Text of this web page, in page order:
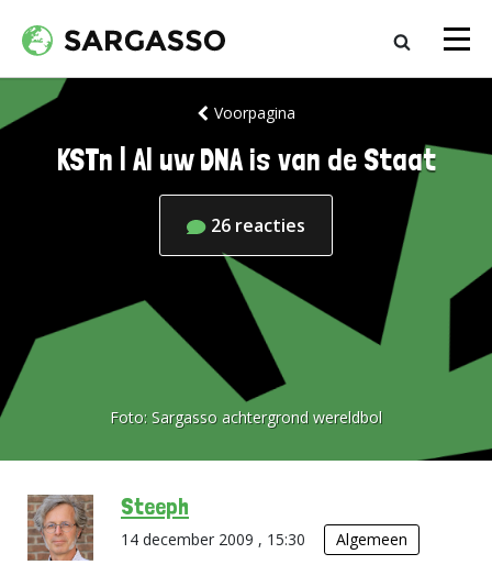
Voorpagina
KSTn | Al uw DNA is van de Staat
26 reacties
Foto: Sargasso achtergrond wereldbol
Steeph
14 december 2009 , 15:30 Algemeen